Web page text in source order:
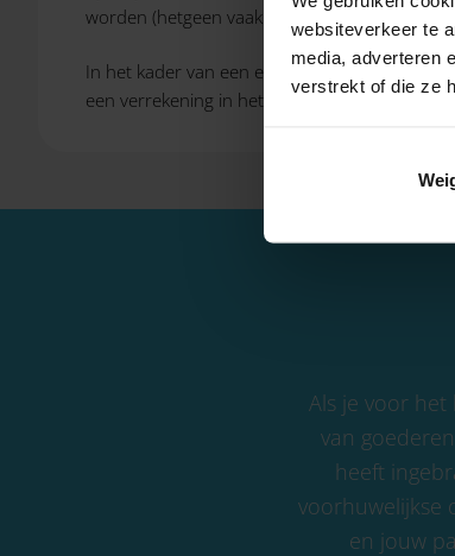
websiteverkeer te
media, adverteren
verstrekt of die ze
worden (hetgeen vaak complex blijkt te zijn),
In het kader van een echtscheiding kan om
een verrekening in het kader van een
Als je voor
van
heeft
voorhuwelijkse
en jouw